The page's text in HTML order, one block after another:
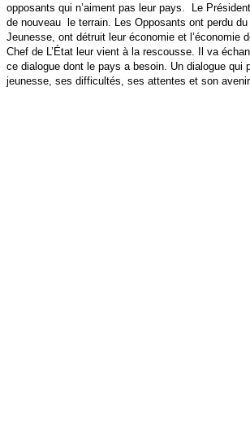
opposants qui n’aiment pas leur pays. Le
de nouveau le terrain. Les Opposants ont perdu
Jeunesse, ont détruit leur économie et l’économie
Chef de L’État leur vient à la rescousse. Il va
ce dialogue dont le pays a besoin. Un dialogue qui
jeunesse, ses difficultés, ses attentes et son